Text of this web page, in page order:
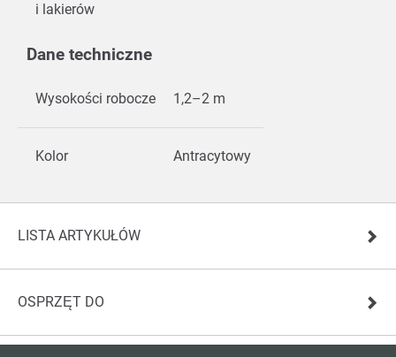
i lakierów
Dane techniczne
Wysokości robocze 1,2–2 m
Kolor Antracytowy
LISTA ARTYKUŁÓW
OSPRZĘT DO